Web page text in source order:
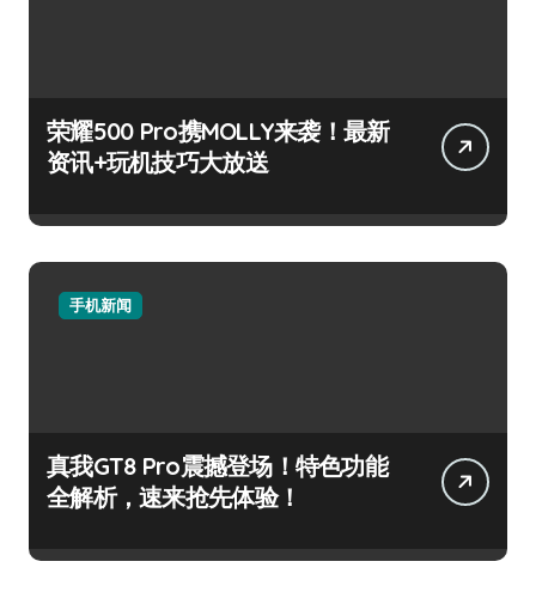
荣耀500 Pro携MOLLY来袭！最新
资讯+玩机技巧大放送
手机新闻
真我GT8 Pro震撼登场！特色功能
全解析，速来抢先体验！